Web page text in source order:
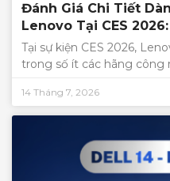
Đánh Giá Chi Tiết
Lenovo Tại CES
Tại sự kiện CES 2026,
trong số ít các hãng công
14 Tháng 7, 2026